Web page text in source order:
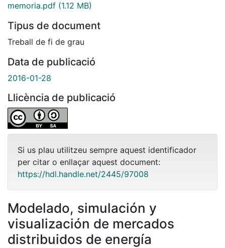
memoria.pdf (1.12 MB)
Tipus de document
Treball de fi de grau
Data de publicació
2016-01-28
Llicència de publicació
Si us plau utilitzeu sempre aquest identificador
per citar o enllaçar aquest document:
https://hdl.handle.net/2445/97008
Modelado, simulación y
visualización de mercados
distribuidos de energía